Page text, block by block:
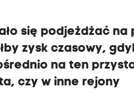
się podjeżdżać
zysk czasowy,
na ten
czy w inne rejony